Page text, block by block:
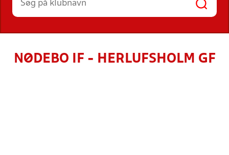
NØDEBO IF - HERLUFSHOLM GF